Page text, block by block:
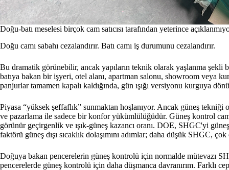
Doğu-batı meselesi birçok cam satıcısı tarafından yeterince
Doğu camı sabahı cezalandırır. Batı camı iş durumunu cezalandırır.
Bu dramatik görünebilir, ancak yapıların teknik olarak yaşlanma şekli
batıya bakan bir işyeri, otel alanı, apartman salonu, showroom veya
panjurlar tamamen kapalı kaldığında, gün ışığı versiyonu kurguya
Piyasa “yüksek şeffaflık” sunmaktan hoşlanıyor. Ancak güneş
ve pazarlama ile sadece bir konfor yükümlülüğüdür. Güneş kontrol
görünür geçirgenlik ve ışık-güneş kazancı oranı. DOE, SHGC'yi
faktörü güneş dışı sıcaklık dolaşımını adımlar; daha düşük SHGC,
Doğuya bakan pencerelerin güneş kontrolü için normalde mütevazı
pencerelerde güneş kontrolü için daha düşmanca davranırım. Farklı